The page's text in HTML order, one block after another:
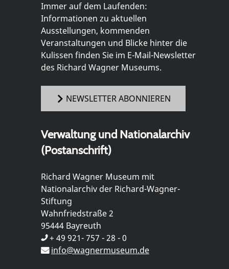
Immer auf dem Laufenden:
Informationen zu aktuellen
Ausstellungen, kommenden
Veranstaltungen und Blicke hinter die
Kulissen finden Sie im E-Mail-Newsletter
des Richard Wagner Museums.
NEWSLETTER ABONNIEREN
Verwaltung und Nationalarchiv
(Postanschrift)
Richard Wagner Museum mit
Nationalarchiv der Richard-Wagner-
Stiftung
Wahnfriedstraße 2
95444 Bayreuth
+ 49 921- 757 - 28 - 0
info@wagnermuseum.de